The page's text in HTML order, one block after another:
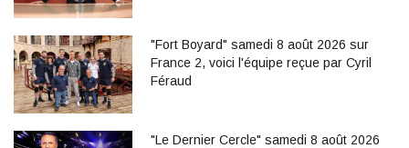
"Fort Boyard" samedi 8 août 2026 sur
France 2, voici l'équipe reçue par Cyril
Féraud
"Le Dernier Cercle" samedi 8 août 2026